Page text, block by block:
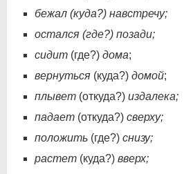
бежал (куда?) навстречу;
остался (где?) позади;
сидит (где?) дома;
вернуться (куда?) домой;
плывет (откуда?) издалека;
падает (откуда?) сверху;
положить (где?) снизу;
растет (куда?) вверх;